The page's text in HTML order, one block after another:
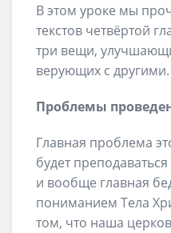
В этом уроке мы
текстов четвёртой
три вещи,
верующих с другими.
Проблемы
Главная проблема
будет
и вообще главная
пониманием Тела
том, что наша